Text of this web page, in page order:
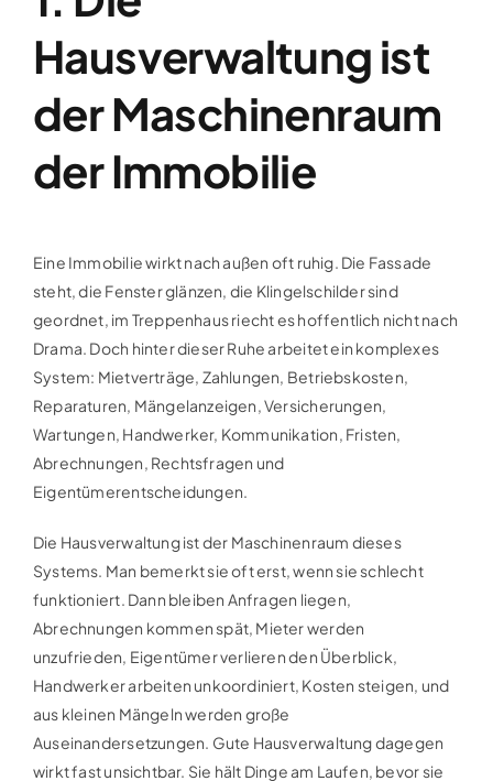
Hausverwaltung ist
der Maschinenraum
der Immobilie
Eine Immobilie wirkt nach außen oft ruhig. Die Fassade
steht, die Fenster glänzen, die Klingelschilder sind
geordnet, im Treppenhaus riecht es hoffentlich nicht nach
Drama. Doch hinter dieser Ruhe arbeitet ein komplexes
System: Mietverträge, Zahlungen, Betriebskosten,
Reparaturen, Mängelanzeigen, Versicherungen,
Wartungen, Handwerker, Kommunikation, Fristen,
Abrechnungen, Rechtsfragen und
Eigentümerentscheidungen.
Die Hausverwaltung ist der Maschinenraum dieses
Systems. Man bemerkt sie oft erst, wenn sie schlecht
funktioniert. Dann bleiben Anfragen liegen,
Abrechnungen kommen spät, Mieter werden
unzufrieden, Eigentümer verlieren den Überblick,
Handwerker arbeiten unkoordiniert, Kosten steigen, und
aus kleinen Mängeln werden große
Auseinandersetzungen. Gute Hausverwaltung dagegen
wirkt fast unsichtbar. Sie hält Dinge am Laufen, bevor sie